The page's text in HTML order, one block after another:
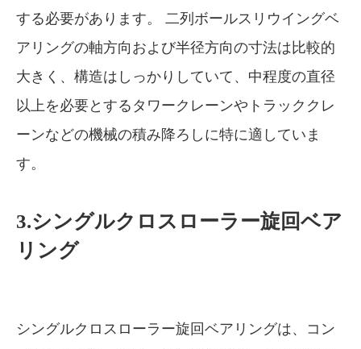
する必要があります。 二列ボールスリウイングベ
アリングの軸方向および半径方向の寸法は比較的
大きく、構造はしっかりしていて、中程度の直径
以上を必要とするタワークレーンやトラッククレ
ーンなどの機械の積み降ろしに特に適していま
す。
3.シングルクロスローラー旋回ベア
リング
シングルクロスローラー旋回ベアリングは、コン